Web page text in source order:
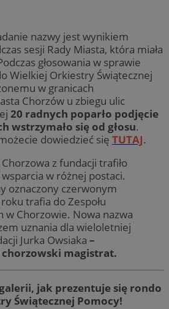
nazwy jest wynikiem
sesji Rady Miasta, która miała
głosowania w sprawie
Wielkiej Orkiestry Świątecznej
w granicach
Chorzów u zbiegu ulic
20 radnych poparło podjęcie
wstrzymało się od głosu.
dowiedzieć się TUTAJ.
z fundacji trafiło
w różnej postaci.
oznaczony czerwonym
trafia do Zespołu
w Chorzowie. Nowa nazwa
uznania dla wieloletniej
Jurka Owsiaka –
magistrat.
jak prezentuje się rondo
Świątecznej Pomocy!